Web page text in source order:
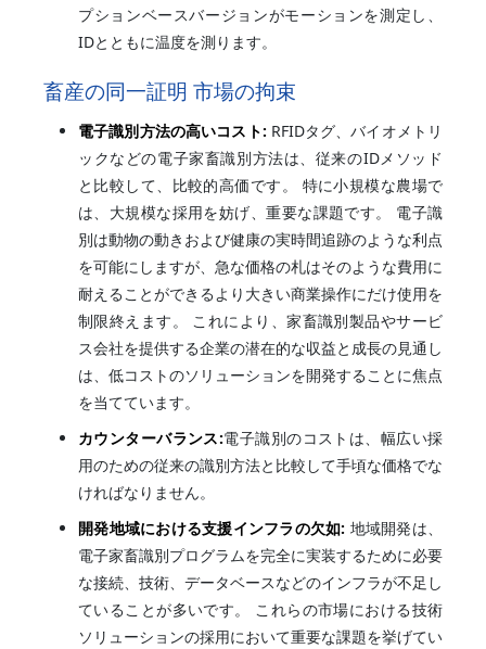
プションベースバージョンがモーションを測定し、
IDとともに温度を測ります。
畜産の同一証明 市場の拘束
電子識別方法の高いコスト: RFIDタグ、バイオメトリ
ックなどの電子家畜識別方法は、従来のIDメソッド
と比較して、比較的高価です。 特に小規模な農場で
は、大規模な採用を妨げ、重要な課題です。 電子識
別は動物の動きおよび健康の実時間追跡のような利点
を可能にしますが、急な価格の札はそのような費用に
耐えることができるより大きい商業操作にだけ使用を
制限終えます。 これにより、家畜識別製品やサービ
ス会社を提供する企業の潜在的な収益と成長の見通し
は、低コストのソリューションを開発することに焦点
を当てています。
カウンターバランス:電子識別のコストは、幅広い採
用のための従来の識別方法と比較して手頃な価格でな
ければなりません。
開発地域における支援インフラの欠如: 地域開発は、
電子家畜識別プログラムを完全に実装するために必要
な接続、技術、データベースなどのインフラが不足し
ていることが多いです。 これらの市場における技術
ソリューションの採用において重要な課題を挙げてい